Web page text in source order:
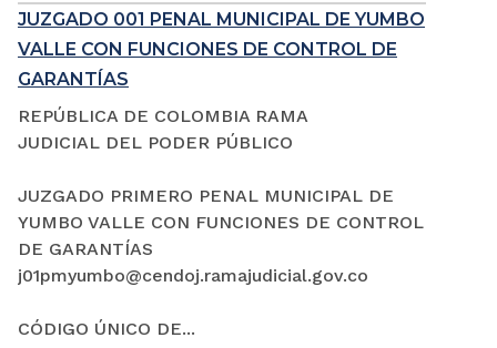
JUZGADO 001 PENAL MUNICIPAL DE YUMBO
VALLE CON FUNCIONES DE CONTROL DE
GARANTÍAS
REPÚBLICA DE COLOMBIA RAMA
JUDICIAL DEL PODER PÚBLICO
JUZGADO PRIMERO PENAL MUNICIPAL DE
YUMBO VALLE CON FUNCIONES DE CONTROL
DE GARANTÍAS
j01pmyumbo@cendoj.ramajudicial.gov.co
CÓDIGO ÚNICO DE...